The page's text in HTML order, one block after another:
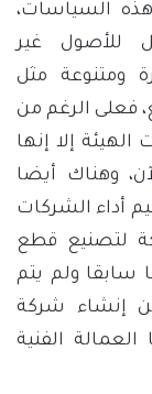
هذه السياسات،
للأصول غير
ومتنوعة مثل
متر مربع، فعلى الرغم من
إلا إنها
وهناك أيضا
أداء الشركات
لتصنيع قطع
سابقا ولم يتم
إنشاء شركة
الفنية